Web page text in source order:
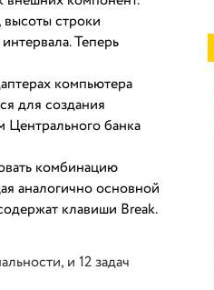
строки
Теперь
компьютера
для создания
банка
комбинацию
аналогично основной
клавиши Break.
и 12 задач